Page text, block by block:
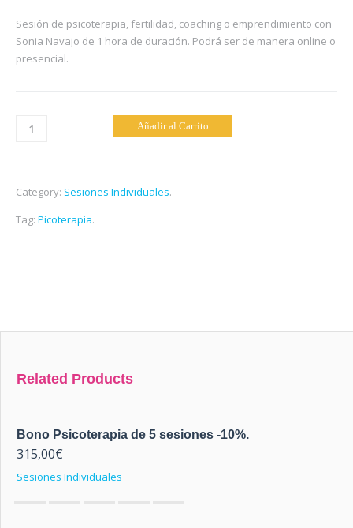
Sesión de psicoterapia, fertilidad, coaching o emprendimiento con
Sonia Navajo de 1 hora de duración. Podrá ser de manera online o
presencial.
Sesión
Añadir al Carrito
Category: Sesiones Individuales.
Tag: Picoterapia.
Related Products
Bono Psicoterapia de 5 sesiones -10%.
315,00€
Sesiones Individuales